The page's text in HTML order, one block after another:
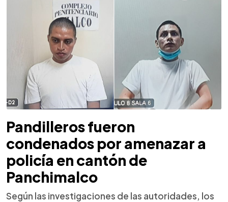
Pandilleros fueron
condenados por amenazar a
policía en cantón de
Panchimalco
Según las investigaciones de las autoridades, los